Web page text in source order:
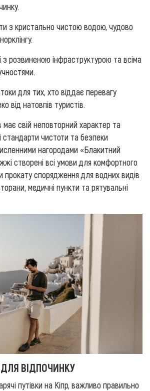
з кристально чистою водою, чудово
з розвиненою інфраструктурою та всіма
для тих, хто віддає перевагу
від натовпів туристів.
має свій неповторний характер та
стандарти чистоти та безпеки
нагородами «Блакитний
створені всі умови для комфортного
прокату спорядження для водних видів
медичні пункти та рятувальні
ВІДПОЧИНКУ
путівки на Кіпр, важливо правильно